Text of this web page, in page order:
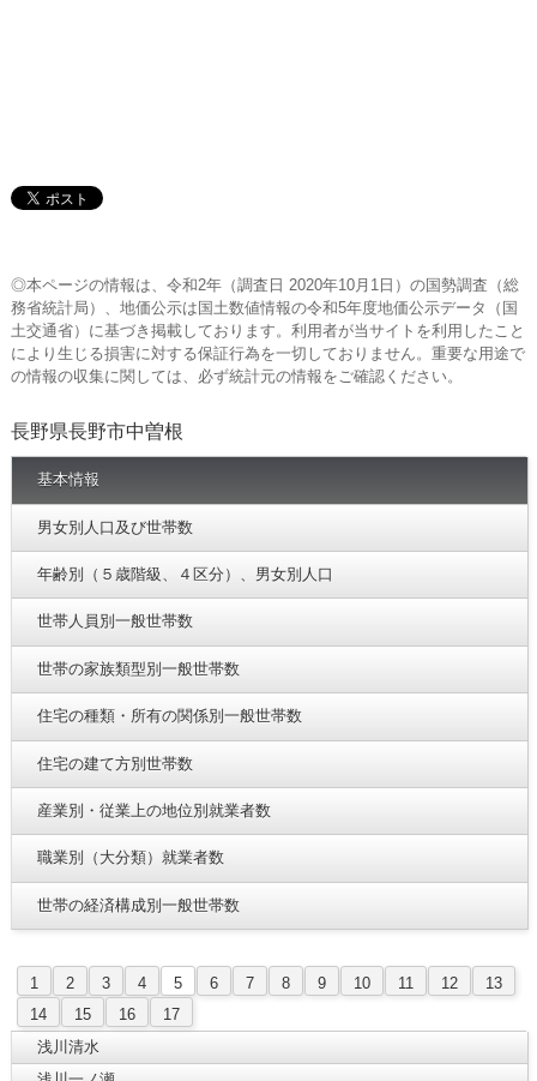
◎本ページの情報は、令和2年（調査日 2020年10月1日）の国勢調査（総
務省統計局）、地価公示は国土数値情報の令和5年度地価公示データ（国
土交通省）に基づき掲載しております。利用者が当サイトを利用したこと
により生じる損害に対する保証行為を一切しておりません。重要な用途で
の情報の収集に関しては、必ず統計元の情報をご確認ください。
長野県長野市中曽根
基本情報
男女別人口及び世帯数
年齢別（５歳階級、４区分）、男女別人口
世帯人員別一般世帯数
世帯の家族類型別一般世帯数
住宅の種類・所有の関係別一般世帯数
住宅の建て方別世帯数
産業別・従業上の地位別就業者数
職業別（大分類）就業者数
世帯の経済構成別一般世帯数
1 2 3 4 5 6 7 8 9 10 11 12
13
14
15 16
17
浅川清水